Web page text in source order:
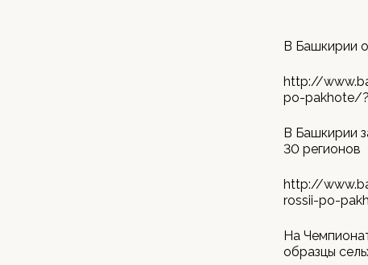
В Башкирии
http://
po-pakhote/
В Башкирии
30 регионов
http://
rossii-po-
На
образцы